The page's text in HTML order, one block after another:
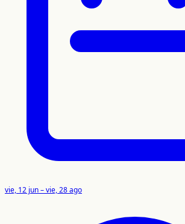
vie, 12 jun – vie, 28 ago